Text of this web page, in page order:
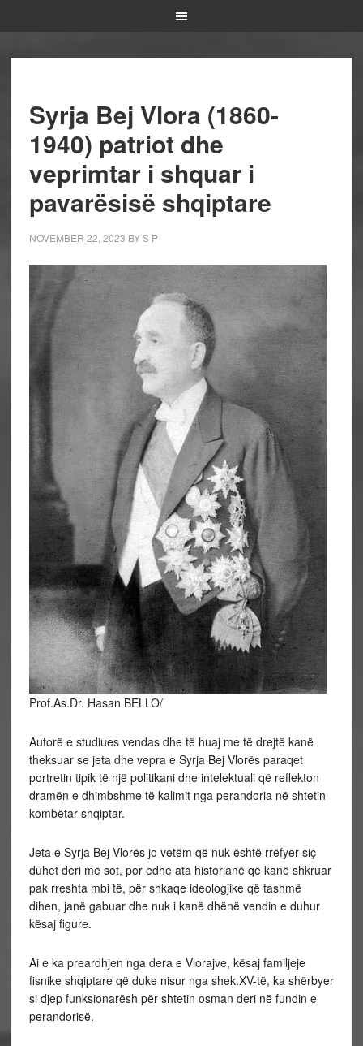
Syrja Bej Vlora (1860-
1940) patriot dhe
veprimtar i shquar i
pavarësisë shqiptare
NOVEMBER 22, 2023 BYS P
Prof.As.Dr. Hasan BELLO/
Autorë e studiues vendas dhe të huaj me të drejtë kanë
theksuar se jeta dhe vepra e Syrja Bej Vlorës paraqet
portretin tipik të një politikani dhe intelektuali që reflekton
dramën e dhimbshme të kalimit nga perandoria në shtetin
kombëtar shqiptar.
Jeta e Syrja Bej Vlorës jo vetëm që nuk është rrëfyer siç
duhet deri më sot, por edhe ata historianë që kanë shkruar
pak rreshta mbi të, për shkaqe ideologjike që tashmë
dihen, janë gabuar dhe nuk i kanë dhënë vendin e duhur
kësaj figure.
Ai e ka preardhjen nga dera e Vlorajve, kësaj familjeje
fisnike shqiptare që duke nisur nga shek.XV-të, ka shërbyer
si djep funksionarësh për shtetin osman deri në fundin e
perandorisë.